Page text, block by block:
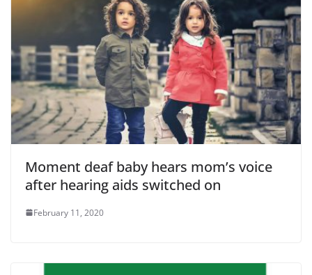
Moment deaf baby hears mom’s voice
after hearing aids switched on
February 11, 2020